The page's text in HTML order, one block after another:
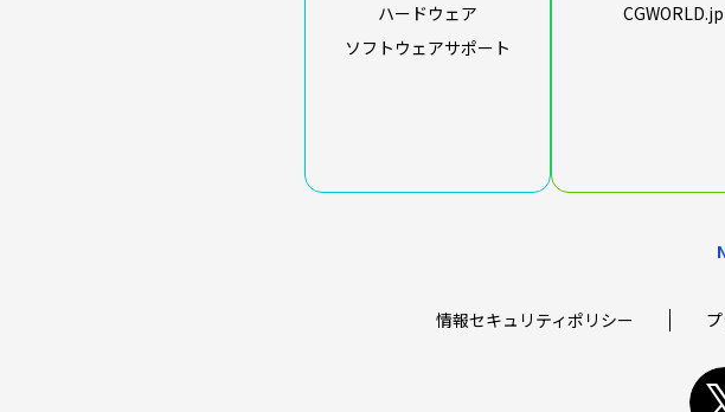
ハードウェア
ソフトウェアサポート
CGWORLD.jp
情報セキュリティポリシー